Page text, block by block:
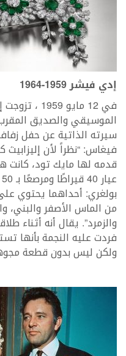
إدي فيشر 1959-1964
في 12 مايو
الموسيقي والصديق
سيرته الذاتية عن حفل
فيغاس: “نظراً لأن إليزابيث
قدمه لها مايك تود، كانت
بولغري: أحداهما يحتوي
من الماس الأصفر
والزمرد”. يقال أنه أثناء
فردت عليه النجمة بأنها
ولكن ليس بدون قطعة